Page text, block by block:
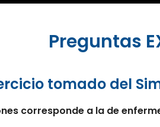
Preguntas
tomado del
corresponde a la de